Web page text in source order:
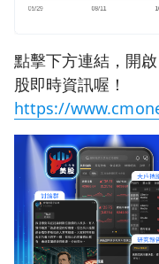
點擊下方連結，開
股即時資訊喔！
https://